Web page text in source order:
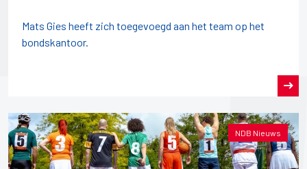
Mats Gies heeft zich toegevoegd aan het team op het
bondskantoor.
NDB Nieuws